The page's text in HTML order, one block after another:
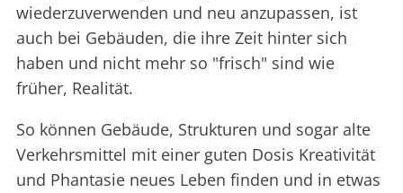
wiederzuverwenden und neu anzupassen, ist
auch bei Gebäuden, die ihre Zeit hinter sich
haben und nicht mehr so "frisch" sind wie
früher, Realität.
So können Gebäude, Strukturen und sogar alte
Verkehrsmittel mit einer guten Dosis Kreativität
und Phantasie neues Leben finden und in etwas